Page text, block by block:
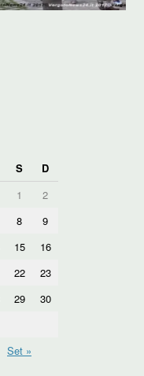
S
D
1
2
8
9
15
16
22
23
29
30
Set »